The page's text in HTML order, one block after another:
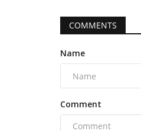
COMMENTS
Name
Comment